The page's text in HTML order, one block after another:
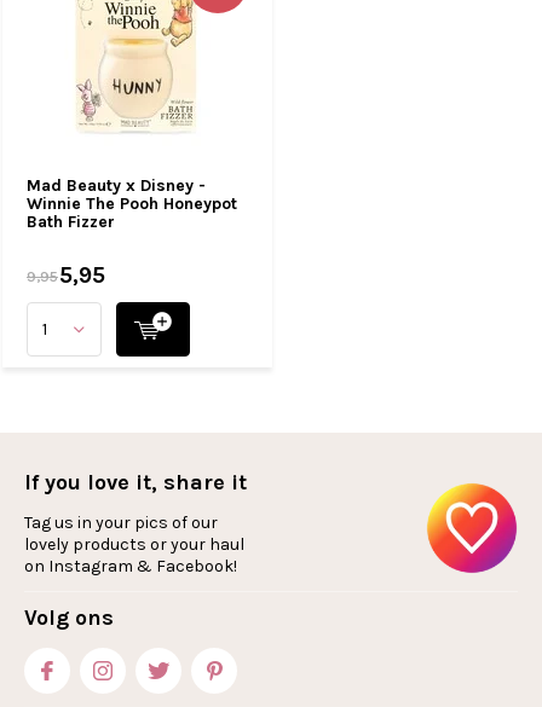
Mad Beauty x Disney -
Winnie The Pooh Honeypot
Bath Fizzer
9,955,95
If you love it, share it
Tag us in your pics of our
lovely products or your haul
on Instagram & Facebook!
Volg ons